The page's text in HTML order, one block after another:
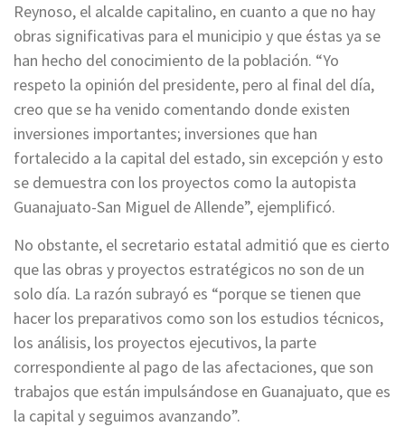
Reynoso, el alcalde capitalino, en cuanto a que no hay
obras significativas para el municipio y que éstas ya se
han hecho del conocimiento de la población. “Yo
respeto la opinión del presidente, pero al final del día,
creo que se ha venido comentando donde existen
inversiones importantes; inversiones que han
fortalecido a la capital del estado, sin excepción y esto
se demuestra con los proyectos como la autopista
Guanajuato-San Miguel de Allende”, ejemplificó.
No obstante, el secretario estatal admitió que es cierto
que las obras y proyectos estratégicos no son de un
solo día. La razón subrayó es “porque se tienen que
hacer los preparativos como son los estudios técnicos,
los análisis, los proyectos ejecutivos, la parte
correspondiente al pago de las afectaciones, que son
trabajos que están impulsándose en Guanajuato, que es
la capital y seguimos avanzando”.